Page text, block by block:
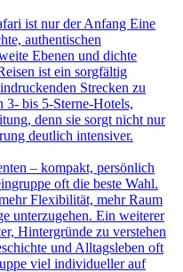
ist nur der Anfang Eine
authentischen
Ebenen und dichte
ist ein sorgfältig
Strecken zu
3- bis 5-Sterne-Hotels,
denn sie sorgt nicht nur
deutlich intensiver.
– kompakt, persönlich
oft die beste Wahl.
Flexibilität, mehr Raum
unterzugehen. Ein weiterer
Hintergründe zu verstehen
und Alltagsleben oft
viel individueller auf